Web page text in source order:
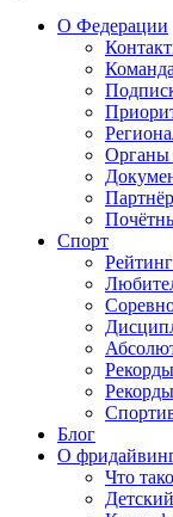
О Федерации
Команда
Органы
Спорт
Блог
О
Что